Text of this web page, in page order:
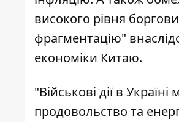
високого рівня
фрагментацію"
економіки Китаю.
"Військові дії в
продовольство та